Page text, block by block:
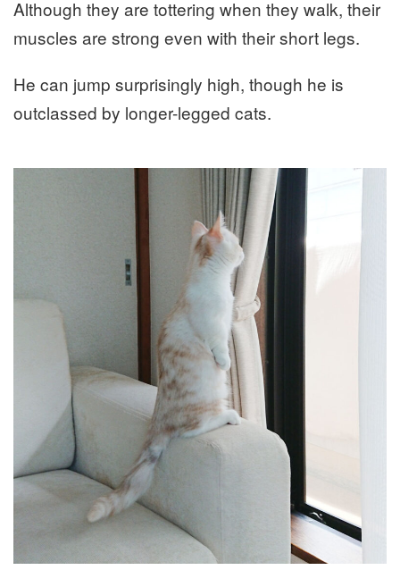
Although they are tottering when they walk, their
muscles are strong even with their short legs.
He can jump surprisingly high, though he is
outclassed by longer-legged cats.